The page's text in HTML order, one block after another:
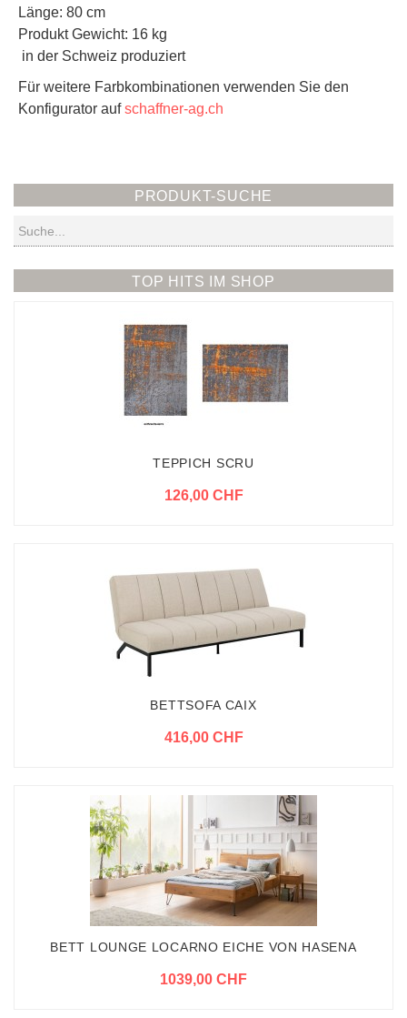
Länge: 80 cm
Produkt Gewicht: 16 kg
in der Schweiz produziert
Für weitere Farbkombinationen verwenden Sie den
Konfigurator aufschaffner-ag.ch
PRODUKT-SUCHE
Suchen
TOP HITS IM SHOP
TEPPICH SCRU
126,00 CHF
BETTSOFA CAIX
416,00 CHF
BETT LOUNGE LOCARNO EICHE VON HASENA
1039,00 CHF